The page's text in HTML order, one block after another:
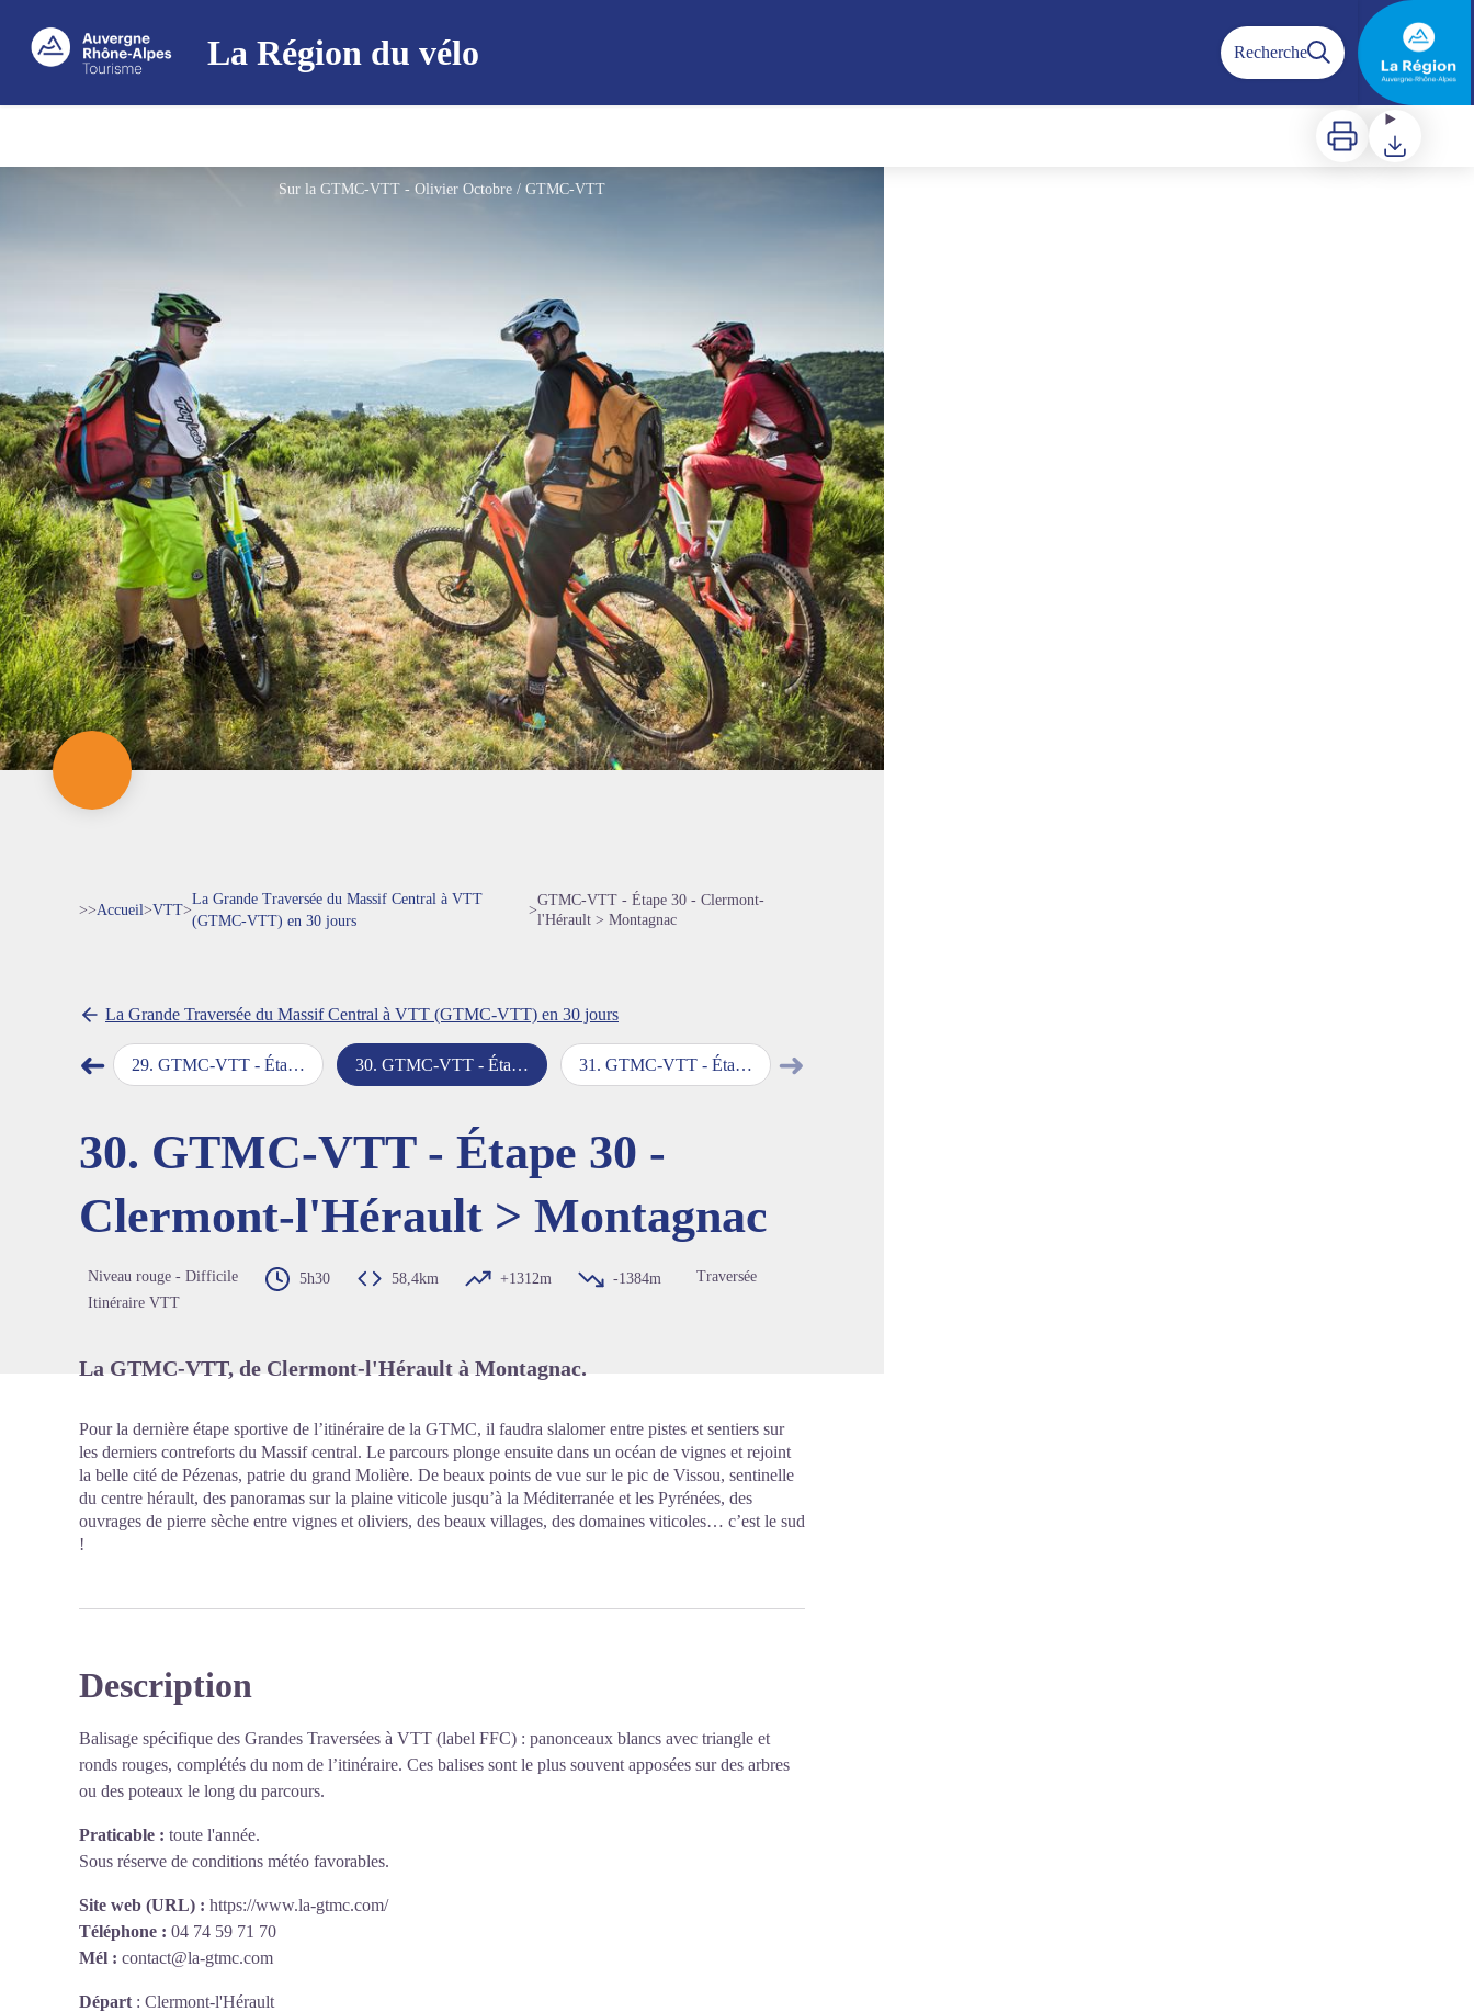
La Région du vélo Recherche
Imprimer Télécharger
Sur la GTMC-VTT - Olivier Octobre / GTMC-VTT
Voir l'image en plein écran
>>Accueil>VTT>
La Grande Traversée du Massif Central à VTT
(GTMC-VTT) en 30 jours
>
GTMC-VTT - Étape 30 - Clermont-
l'Hérault > Montagnac
La Grande Traversée du Massif Central à VTT (GTMC-VTT) en 30 jours
➜Étape précédente
29. GTMC-VTT - Étape 29 - Lunas > Clermont-l'Hérault 30. GTMC-VTT - Étape 30 - Clermont-l'Hérault > Montagnac 31 .GTMC-VTT - Étape 31 - Montagnac > Le Cap d'Agde ➜Étape suivante
30. GTMC-VTT - Étape 30 -
Clermont-l'Hérault > Montagnac
Niveau rouge - Difficile 5h30 58,4km +1312m -1384m
Traversée
Itinéraire VTT
La GTMC-VTT, de Clermont-l'Hérault à Montagnac.
Pour la dernière étape sportive de l’itinéraire de la GTMC, il faudra slalomer entre pistes et sentiers sur
les derniers contreforts du Massif central. Le parcours plonge ensuite dans un océan de vignes et rejoint
la belle cité de Pézenas, patrie du grand Molière. De beaux points de vue sur le pic de Vissou, sentinelle
du centre hérault, des panoramas sur la plaine viticole jusqu’à la Méditerranée et les Pyrénées, des
ouvrages de pierre sèche entre vignes et oliviers, des beaux villages, des domaines viticoles… c’est le sud
!
Description
Balisage spécifique des Grandes Traversées à VTT (label FFC) : panonceaux blancs avec triangle et
ronds rouges, complétés du nom de l’itinéraire. Ces balises sont le plus souvent apposées sur des arbres
ou des poteaux le long du parcours.
Praticable : toute l'année.
Sous réserve de conditions météo favorables.
Site web (URL) : https://www.la-gtmc.com/
Téléphone : 04 74 59 71 70
Mél : contact@la-gtmc.com
Départ : Clermont-l'Hérault